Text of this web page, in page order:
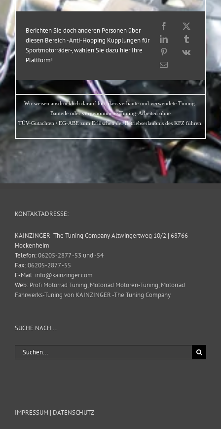
Berichten Sie doch anderen Personen über
diesen Bereich -Anti-Hopping Kupplungen für
Sportmotorräder-, wählen Sie dazu hier Ihre
Plattform!
Wir weisen ausdrücklich darauf hin, dass verbaute und verwendete Tuning-
Bauteile oder vorgenommene Tuning-Arbeiten ohne
TÜV-Gutachten / EG-ABE zum Erlöschen der Betriebserlaubnis des KFZ führen.
KONTAKTADRESSE:
KAINZINGER -The Tuning Company Altwingertweg 10/2 | 68766
Hockenheim
Telefon:06205-2877 -53 und -54
Fax:06205-2877 -55
E-Mail: info@kainzinger.com
Web: Profi Motorrad Tuning, Motorrad Motoren-Tuning, Motorrad
Fahrwerks-Tuning von KAINZINGER -The Tuning Company
SUCHE NACH …
Suche
nach:
IMPRESSUM | DATENSCHUTZ